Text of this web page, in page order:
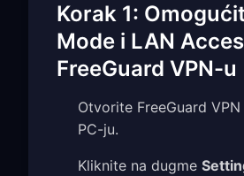
Korak 1:
Mode i LAN
FreeGuard VPN-u
Otvorite FreeGuard
PC-ju.
Kliknite na dugme